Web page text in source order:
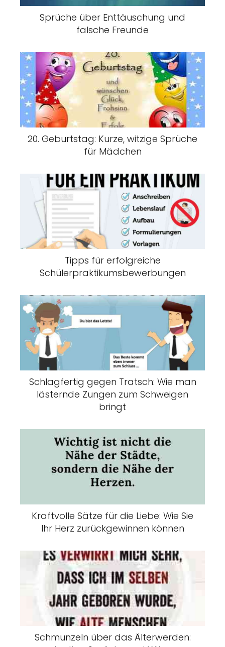
Sprüche über Enttäuschung und
falsche Freunde
20. Geburtstag: Kurze, witzige Sprüche
für Mädchen
Tipps für erfolgreiche
Schülerpraktikumsbewerbungen
Schlagfertig gegen Tratsch: Wie man
lästernde Zungen zum Schweigen
bringt
Kraftvolle Sätze für die Liebe: Wie Sie
Ihr Herz zurückgewinnen können
Schmunzeln über das Älterwerden: